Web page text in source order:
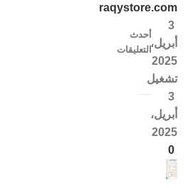
raqystore.com
3
أبريل،
2025
تشغيل
3
أبريل،
2025
0
أحدث
التعليقات